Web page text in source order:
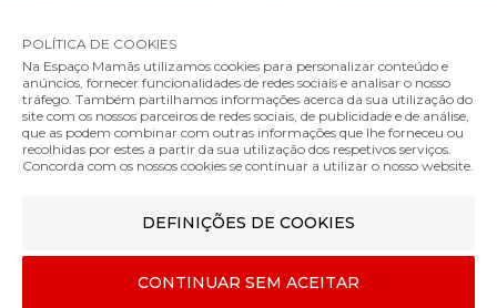
Carrinho Compacto Inglesina Quid 3
Cor
MÉTODOS DE ENVIO
MÉTODOS DE PAGAMENTO
POLÍTICA DE COOKIES
Na Espaço Mamãs utilizamos cookies para personalizar conteúdo e
anúncios, fornecer funcionalidades de redes sociais e analisar o nosso
tráfego. Também partilhamos informações acerca da sua utilização do
site com os nossos parceiros de redes sociais, de publicidade e de análise,
que as podem combinar com outras informações que lhe forneceu ou
recolhidas por estes a partir da sua utilização dos respetivos serviços.
Concorda com os nossos cookies se continuar a utilizar o nosso website.
DEFINIÇÕES DE COOKIES
CONTINUAR SEM ACEITAR